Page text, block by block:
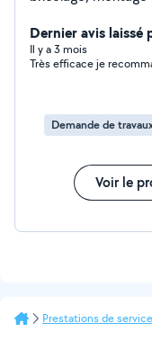
pour vous rendre
N'hésitez pas à me
Dernier avis laissé
Il y a 3 mois
Très efficace je
Demande de
Voir le
Prestations de